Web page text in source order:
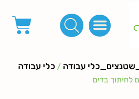
עבודה / כלי עבודה
לחיתוך בדים